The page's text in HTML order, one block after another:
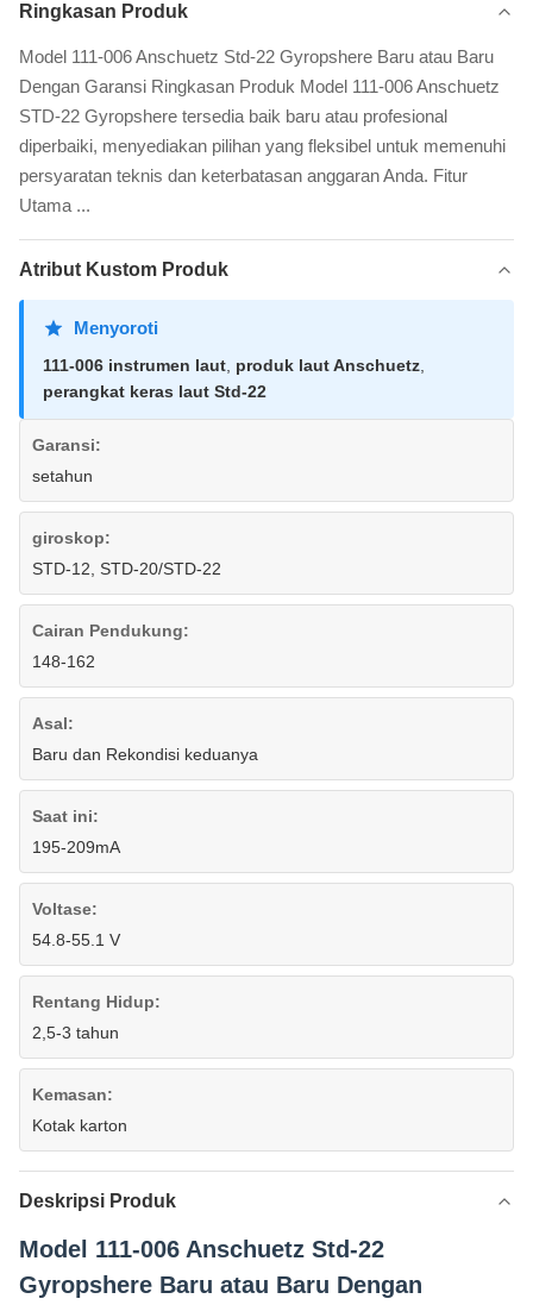
Ringkasan Produk
Model 111-006 Anschuetz Std-22 Gyropshere Baru atau Baru
Dengan Garansi Ringkasan Produk Model 111-006 Anschuetz
STD-22 Gyropshere tersedia baik baru atau profesional
diperbaiki, menyediakan pilihan yang fleksibel untuk memenuhi
persyaratan teknis dan keterbatasan anggaran Anda. Fitur
Utama ...
Atribut Kustom Produk
Menyoroti
111-006 instrumen laut produk laut Anschuetz
perangkat keras laut Std-22
Garansi:
setahun
giroskop:
STD-12, STD-20/STD-22
Cairan Pendukung:
148-162
Asal:
Baru dan Rekondisi keduanya
Saat ini:
195-209mA
Voltase:
54.8-55.1 V
Rentang Hidup:
2,5-3 tahun
Kemasan:
Kotak karton
Deskripsi Produk
Model 111-006 Anschuetz Std-22
Gyropshere Baru atau Baru Dengan